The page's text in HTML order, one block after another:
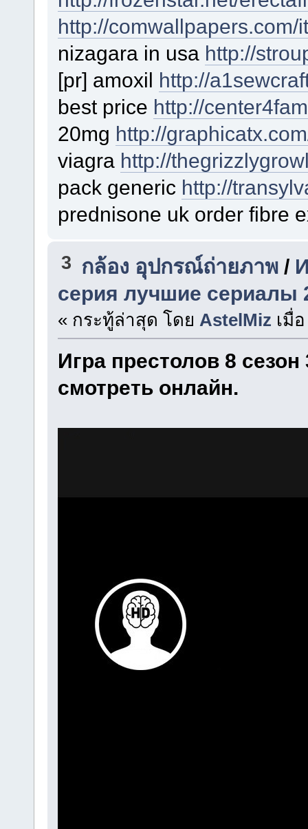
http://comwallpapers.com/
nizagara in usa http://
[pr] amoxil http://
best price http://
20mg http://
viagra http://
pack generic http://
prednisone uk order fibre
3 กล้อง อุปกรณ์ถ่ายภาพ /
серия лучшие сериалы
« กระทู้ล่าสุด โดย AstelMiz เมื่อ
Игра престолов 8
смотреть онлайн.